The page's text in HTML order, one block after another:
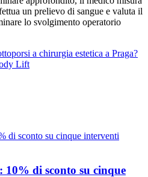
un prelievo di sangue e valuta il
lo svolgimento operatorio
a chirurgia estetica a Praga?
Lift
10% di sconto su cinque